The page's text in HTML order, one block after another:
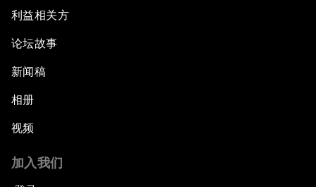
利益相关方
论坛故事
新闻稿
相册
视频
加入我们